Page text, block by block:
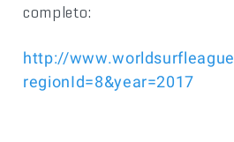
completo:
http://
regionId=8&year=2017